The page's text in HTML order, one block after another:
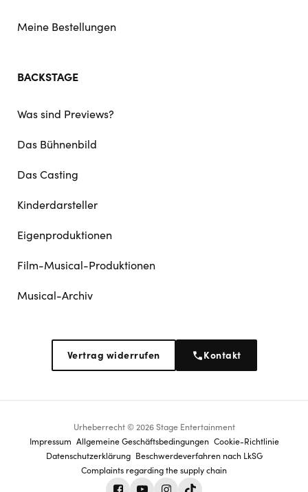
Meine Bestellungen
BACKSTAGE
Was sind Previews?
Das Bühnenbild
Das Casting
Kinderdarsteller
Eigenproduktionen
Film-Musical-Produktionen
Musical-Archiv
Vertrag widerrufen Kontakt
Urheberrecht © 2026 Stage Entertainment
Footer
navigation
Impressum Allgemeine Geschäftsbedingungen Cookie-Richtlinie
Datenschutz­erklärung Beschwerdeverfahren nach LkSG
Complaints regarding the supply chain